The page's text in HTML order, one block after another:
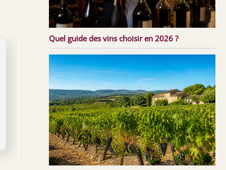
Quel guide des vins choisir en 2026 ?